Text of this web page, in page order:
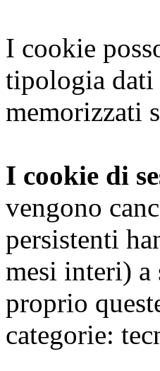
I cookie
tipologia dati
memorizzati
I cookie di
vengono
persistenti
mesi interi) a
proprio
categorie: